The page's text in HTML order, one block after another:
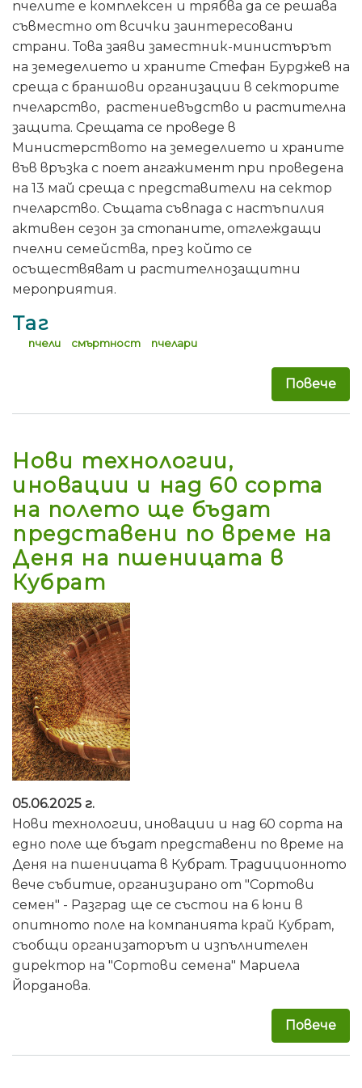
пчелите е комплексен и трябва да се решава
съвместно от всички заинтересовани
страни. Това заяви заместник-министърът
на земеделието и храните Стефан Бурджев на
среща с браншови организации в секторите
пчеларство, растениевъдство и растителна
защита. Срещата се проведе в
Министерството на земеделието и храните
във връзка с поет ангажимент при проведена
на 13 май среща с представители на сектор
пчеларство. Същата съвпада с настъпилия
активен сезон за стопаните, отглеждащи
пчелни семейства, прeз който се
осъществяват и растителнозащитни
мероприятия.
Таг
пчели смъртност пчелари
Повече
Нови технологии,
иновации и над 60 сорта
на полето ще бъдат
представени по време на
Деня на пшеницата в
Кубрат
05.06.2025 г.
Нови технологии, иновации и над 60 сорта на
едно поле ще бъдат представени по време на
Деня на пшеницата в Кубрат. Традиционното
вече събитие, организирано от "Сортови
семен" - Разград ще се състои на 6 юни в
опитното поле на компанията край Кубрат,
съобщи организаторът и изпълнителен
директор на "Сортови семена" Мариела
Йорданова.
Повече